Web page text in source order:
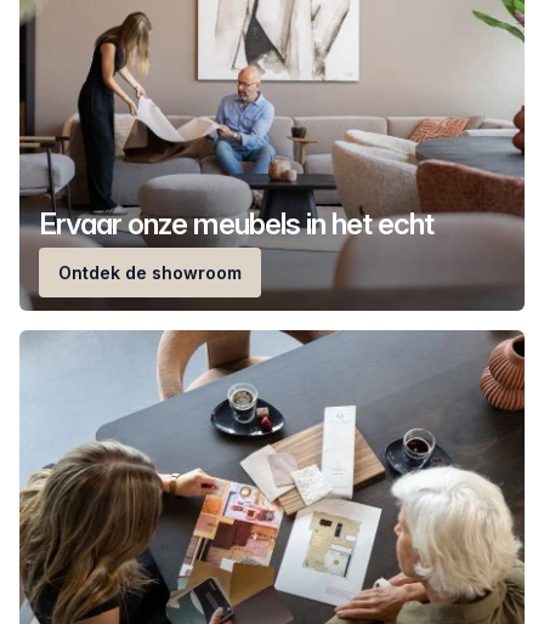
Ervaar onze meubels in het echt
Ontdek de showroom